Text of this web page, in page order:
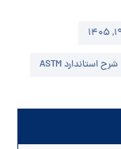
شرح استاندارد ASTM